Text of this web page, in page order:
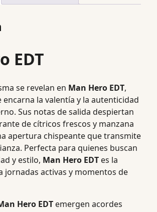
EDT
se revelan en Man Hero EDT,
la valentía y la autenticidad
Sus notas de salida despiertan
de cítricos frescos y manzana
apertura chispeante que transmite
Perfecta para quienes buscan
y estilo, Man Hero EDT es la
jornadas activas y momentos de
Hero EDT emergen acordes